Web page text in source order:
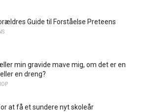
Guide til Forståelse Preteens
min gravide mave mig, om det er en
en dreng?
at få et sundere nyt skoleår